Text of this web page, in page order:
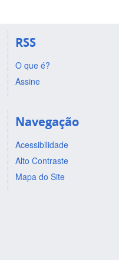
RSS
O que é?
Assine
Navegação
Acessibilidade
Alto Contraste
Mapa do Site